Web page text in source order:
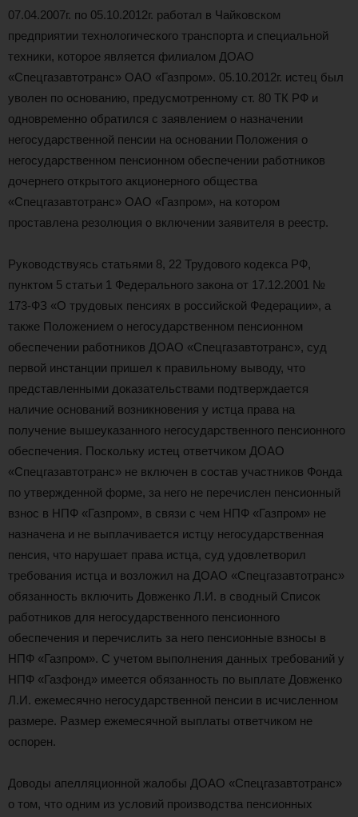
07.04.2007г. по 05.10.2012г. работал в Чайковском
предприятии технологического транспорта и специальной
техники, которое является филиалом ДОАО
«Спецгазавтотранс» ОАО «Газпром». 05.10.2012г. истец был
уволен по основанию, предусмотренному ст. 80 ТК РФ и
одновременно обратился с заявлением о назначении
негосударственной пенсии на основании Положения о
негосударственном пенсионном обеспечении работников
дочернего открытого акционерного общества
«Спецгазавтотранс» ОАО «Газпром», на котором
проставлена резолюция о включении заявителя в реестр.
Руководствуясь статьями 8, 22 Трудового кодекса РФ,
пунктом 5 статьи 1 Федерального закона от 17.12.2001 №
173-ФЗ «О трудовых пенсиях в российской Федерации», а
также Положением о негосударственном пенсионном
обеспечении работников ДОАО «Спецгазавтотранс», суд
первой инстанции пришел к правильному выводу, что
представленными доказательствами подтверждается
наличие оснований возникновения у истца права на
получение вышеуказанного негосударственного пенсионного
обеспечения. Поскольку истец ответчиком ДОАО
«Спецгазавтотранс» не включен в состав участников Фонда
по утвержденной форме, за него не перечислен пенсионный
взнос в НПФ «Газпром», в связи с чем НПФ «Газпром» не
назначена и не выплачивается истцу негосударственная
пенсия, что нарушает права истца, суд удовлетворил
требования истца и возложил на ДОАО «Спецгазавтотранс»
обязанность включить Довженко Л.И. в сводный Список
работников для негосударственного пенсионного
обеспечения и перечислить за него пенсионные взносы в
НПФ «Газпром». С учетом выполнения данных требований у
НПФ «Газфонд» имеется обязанность по выплате Довженко
Л.И. ежемесячно негосударственной пенсии в исчисленном
размере. Размер ежемесячной выплаты ответчиком не
оспорен.
Доводы апелляционной жалобы ДОАО «Спецгазавтотранс»
о том, что одним из условий производства пенсионных